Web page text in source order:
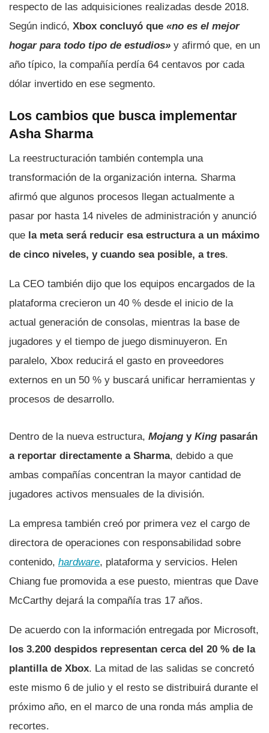
respecto de las adquisiciones realizadas desde 2018.
Según indicó, Xbox concluyó que «no es el mejor
hogar para todo tipo de estudios» y afirmó que, en un
año típico, la compañía perdía 64 centavos por cada
dólar invertido en ese segmento.
Los cambios que busca implementar
Asha Sharma
La reestructuración también contempla una
transformación de la organización interna. Sharma
afirmó que algunos procesos llegan actualmente a
pasar por hasta 14 niveles de administración y anunció
que la meta será reducir esa estructura a un máximo
de cinco niveles, y cuando sea posible, a tres.
La CEO también dijo que los equipos encargados de la
plataforma crecieron un 40 % desde el inicio de la
actual generación de consolas, mientras la base de
jugadores y el tiempo de juego disminuyeron. En
paralelo, Xbox reducirá el gasto en proveedores
externos en un 50 % y buscará unificar herramientas y
procesos de desarrollo.
Dentro de la nueva estructura, Mojang y King pasarán
a reportar directamente a Sharma, debido a que
ambas compañías concentran la mayor cantidad de
jugadores activos mensuales de la división.
La empresa también creó por primera vez el cargo de
directora de operaciones con responsabilidad sobre
contenido, hardware, plataforma y servicios. Helen
Chiang fue promovida a ese puesto, mientras que Dave
McCarthy dejará la compañía tras 17 años.
De acuerdo con la información entregada por Microsoft,
los 3.200 despidos representan cerca del 20 % de la
plantilla de Xbox. La mitad de las salidas se concretó
este mismo 6 de julio y el resto se distribuirá durante el
próximo año, en el marco de una ronda más amplia de
recortes.